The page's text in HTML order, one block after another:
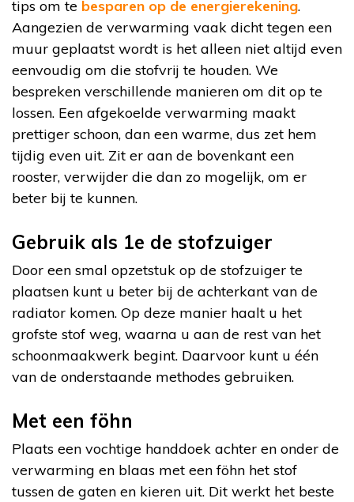
tips om te besparen op de energierekening.
Aangezien de verwarming vaak dicht tegen een
muur geplaatst wordt is het alleen niet altijd even
eenvoudig om die stofvrij te houden. We
bespreken verschillende manieren om dit op te
lossen. Een afgekoelde verwarming maakt
prettiger schoon, dan een warme, dus zet hem
tijdig even uit. Zit er aan de bovenkant een
rooster, verwijder die dan zo mogelijk, om er
beter bij te kunnen.
Gebruik als 1e de stofzuiger
Door een smal opzetstuk op de stofzuiger te
plaatsen kunt u beter bij de achterkant van de
radiator komen. Op deze manier haalt u het
grofste stof weg, waarna u aan de rest van het
schoonmaakwerk begint. Daarvoor kunt u één
van de onderstaande methodes gebruiken.
Met een föhn
Plaats een vochtige handdoek achter en onder de
verwarming en blaas met een föhn het stof
tussen de gaten en kieren uit. Dit werkt het beste